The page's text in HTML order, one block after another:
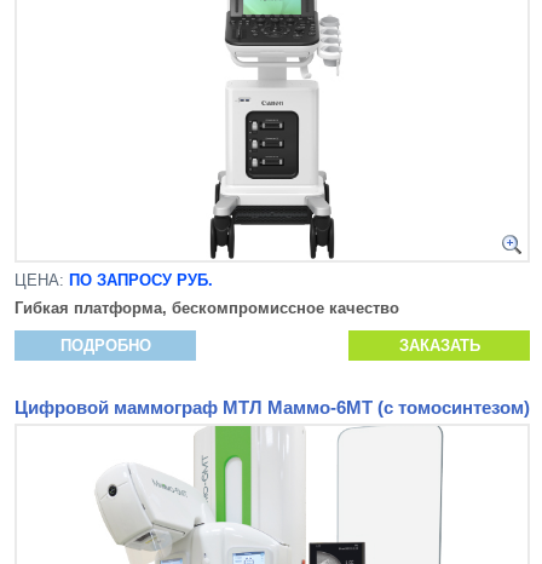
ЦЕНА: ПО ЗАПРОСУ РУБ.
Гибкая платформа, бескомпромиссное качество
ПОДРОБНО ЗАКАЗАТЬ
Цифровой маммограф МТЛ Маммо-6МТ (с томосинтезом)